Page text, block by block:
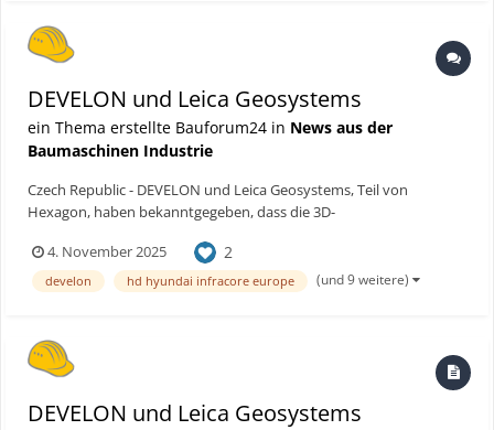
DEVELON und Leica Geosystems
ein Thema erstellte Bauforum24 in News aus der
Baumaschinen Industrie
Czech Republic - DEVELON und Leica Geosystems, Teil von
Hexagon, haben bekanntgegeben, dass die 3D-
alle Raupenbagger der DEVELON 9-Serie erhältlich ist. Das
fortschrittliche System ist das Ergebnis kontinuierlicher
4. November 2025 2
develon hd hyundai infracore europe (und 9 weitere)
DEVELON und Leica Geosystems